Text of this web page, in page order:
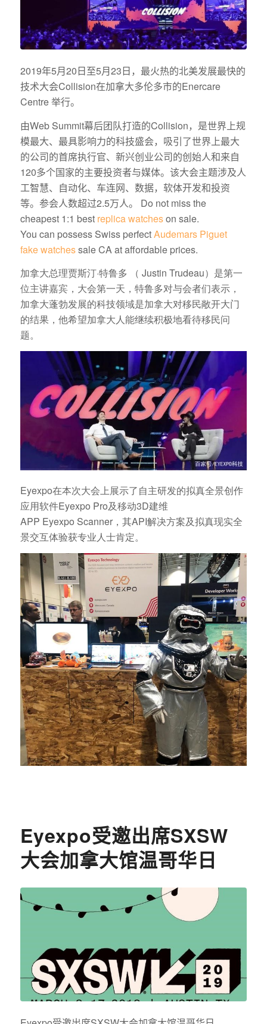
2019年5月20日至5月23日，最火热的北美发展最快的
技术大会Collision在加拿大多伦多市的Enercare
Centre举行。
由WebSummit幕后团队打造的Collision，是世界上规
模最大、最具影响力的科技盛会，吸引了世界上最大
的公司的首席执行官、新兴创业公司的创始人和来自
120多个国家的主要投资者与媒体。该大会主题涉及人
工智慧、自动化、车连网、数据，软体开发和投资
等。参会人数超过2.5万人。
Do not miss the
cheapest 1:1 best replica watcheson sale.
You can possess Swiss perfectAudemars Piguet
fake watchessale CA at affordable prices.
加拿大总理贾斯汀·特鲁多 （ Justin Trudeau）是第一
位主讲嘉宾，大会第一天，特鲁多对与会者们表示，
加拿大蓬勃发展的科技领域是加拿大对移民敞开大门
的结果，他希望加拿大人能继续积极地看待移民问
题。
Eyexpo在本次大会上展示了自主研发的拟真全景创作
应用软件Eyexpo Pro及移动3D建维
APP Eyexpo Scanner，其API解决方案及拟真现实全
景交互体验获专业人士肯定。
Eyexpo受邀出席SXSW
大会加拿大馆温哥华日